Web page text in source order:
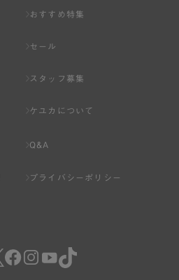
おすすめ特集
セール
スタッフ募集
ケユカについて
Q&A
プライバシーポリシー